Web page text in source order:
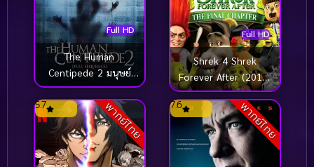
Full HD
The Human
Centipede 2 มนุษย์
ตะขาบ ภาค 2 (2011)
Full HD
Shrek 4 Shrek
Forever After (2010)
เชร็ค สุขสันต์นิรันดร
พากย์ไทย
5.7 พากย์ไทย
7.6